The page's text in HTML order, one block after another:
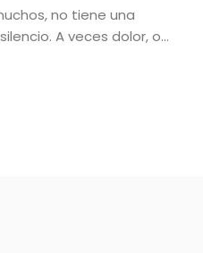
no tiene una
A veces dolor, o...